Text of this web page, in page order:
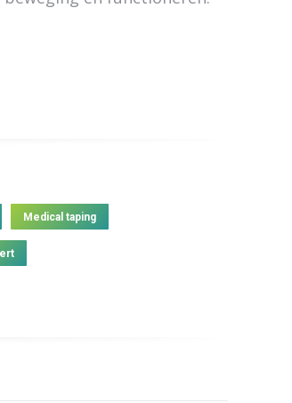
Medical taping